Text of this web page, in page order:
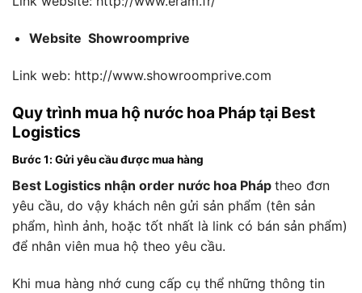
Website Showroomprive
Link web: http://www.showroomprive.com
Quy trình mua hộ nước hoa Pháp tại Best
Logistics
Bước 1: Gửi yêu cầu được mua hàng
Best Logistics nhận order nước hoa Pháp theo đơn
yêu cầu, do vậy khách nên gửi sản phẩm (tên sản
phẩm, hình ảnh, hoặc tốt nhất là link có bán sản phẩm)
để nhân viên mua hộ theo yêu cầu.
Khi mua hàng nhớ cung cấp cụ thể những thông tin